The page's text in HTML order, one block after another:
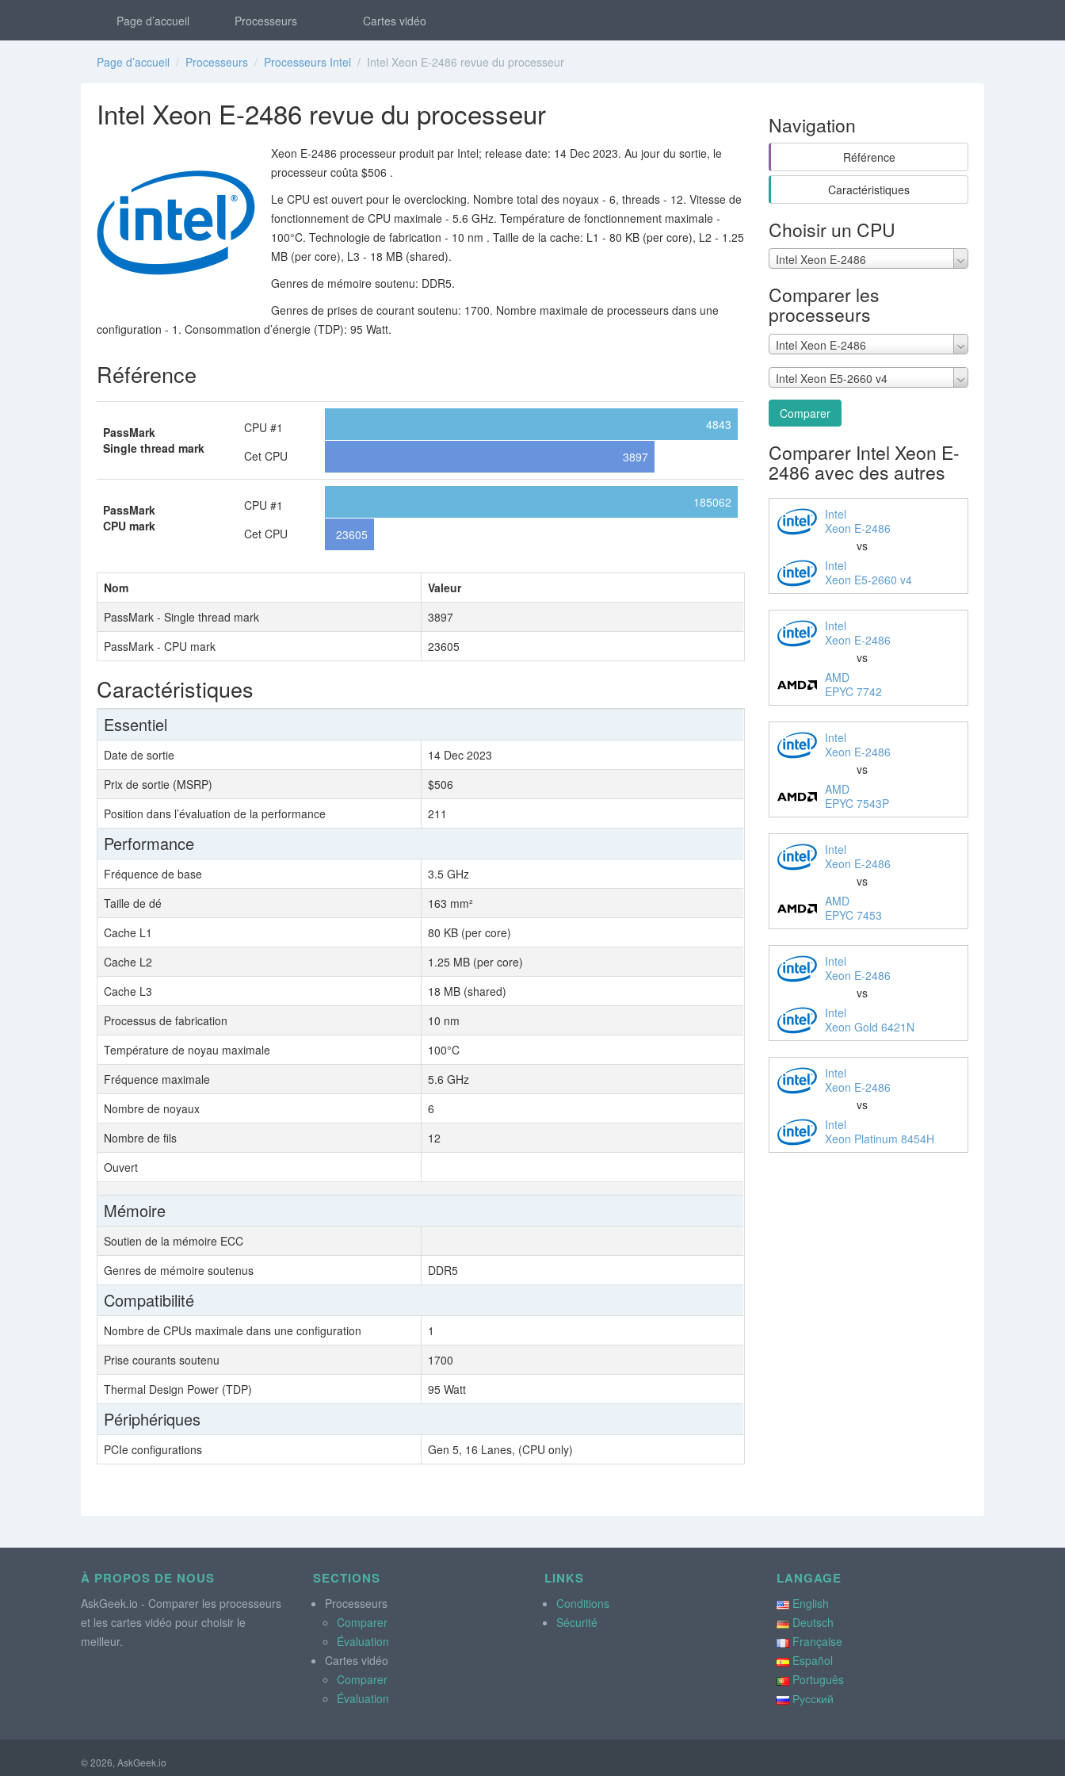
Page d’accueil Processeurs Cartes vidéo
Page d’accueil / Processeurs / Processeurs Intel / Intel Xeon E-2486 revue du processeur
Intel Xeon E-2486 revue du processeur
Xeon E-2486 processeur produit par Intel; release date: 14 Dec 2023. Au jour du sortie, le
processeur coûta $506 .
Le CPU est ouvert pour le overclocking. Nombre total des noyaux - 6, threads - 12. Vitesse de
fonctionnement de CPU maximale - 5.6 GHz. Température de fonctionnement maximale -
100°C. Technologie de fabrication - 10 nm . Taille de la cache: L1 - 80 KB (per core), L2 - 1.25
MB (per core), L3 - 18 MB (shared).
Genres de mémoire soutenu: DDR5.
Genres de prises de courant soutenu: 1700. Nombre maximale de processeurs dans une
configuration - 1. Consommation d’énergie (TDP): 95 Watt.
Référence
PassMark
Single thread mark
CPU #1
Cet CPU
4843
3897
PassMark
CPU mark
CPU #1
Cet CPU
185062
23605
Nom
Valeur
PassMark - Single thread mark
3897
PassMark - CPU mark
23605
Caractéristiques
Essentiel
Date de sortie
14 Dec 2023
Prix de sortie (MSRP)
$506
Position dans l’évaluation de la performance
211
Performance
Fréquence de base
3.5 GHz
Taille de dé
163 mm²
Cache L1
80 KB (per core)
Cache L2
1.25 MB (per core)
Cache L3
18 MB (shared)
Processus de fabrication
10 nm
Température de noyau maximale
100°C
Fréquence maximale
5.6 GHz
Nombre de noyaux
6
Nombre de fils
12
Ouvert
Mémoire
Soutien de la mémoire ECC
Genres de mémoire soutenus
DDR5
Compatibilité
Nombre de CPUs maximale dans une configuration
1
Prise courants soutenu
1700
Thermal Design Power (TDP)
95 Watt
Périphériques
PCIe configurations Gen 5, 16 Lanes, (CPU only)
Navigation
Référence
Caractéristiques
Choisir un CPU
Intel Xeon E-2486
Comparer les
processeurs
Intel Xeon E-2486
Intel Xeon E5-2660 v4
Comparer
Comparer Intel Xeon E-
2486 avec des autres
Intel
Xeon E-2486
vs
Intel
Xeon E5-2660 v4
Intel
Xeon E-2486
vs
AMD
EPYC 7742
Intel
Xeon E-2486
vs
AMD
EPYC 7543P
Intel
Xeon E-2486
vs
AMD
EPYC 7453
Intel
Xeon E-2486
vs
Intel
Xeon Gold 6421N
Intel
Xeon E-2486
vs
Intel
Xeon Platinum 8454H
À PROPOS DE NOUS
AskGeek.io - Comparer les processeurs
et les cartes vidéo pour choisir le
meilleur.
SECTIONS
Processeurs
Comparer
Évaluation
Cartes vidéo
Comparer
Évaluation
LINKS
Conditions
Sécurité
LANGAGE
English
Deutsch
Française
Español
Português
Русский
© 2026, AskGeek.io